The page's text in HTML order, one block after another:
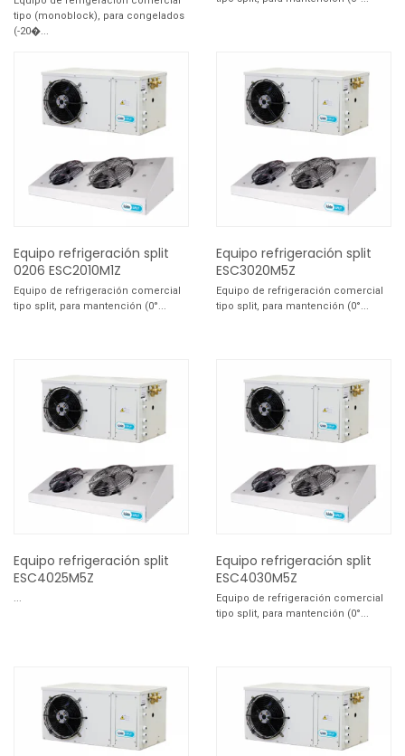
tipo (monoblock), para congelados
(-20�...
Equipo refrigeración split
0206 ESC2010M1Z
Equipo de refrigeración comercial
tipo split, para mantención (0°...
Equipo refrigeración split
ESC3020M5Z
Equipo de refrigeración comercial
tipo split, para mantención (0°...
Equipo refrigeración split
ESC4025M5Z
...
Equipo refrigeración split
ESC4030M5Z
Equipo de refrigeración comercial
tipo split, para mantención (0°...